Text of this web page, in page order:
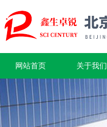
网站首页 关于我们